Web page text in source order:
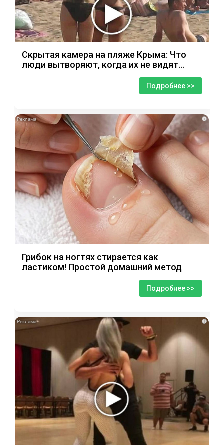
Скрытая камера на пляже Крыма: Что
люди вытворяют, когда их не видят...
Подробнее >>
i
Грибок на ногтях стирается как
ластиком! Простой домашний метод
Подробнее >>
i